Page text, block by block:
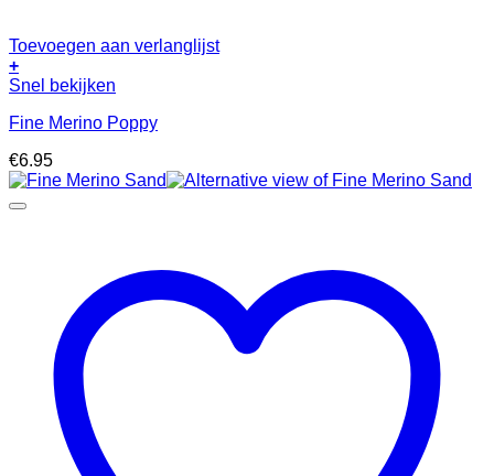
Toevoegen aan verlanglijst
+
Snel bekijken
Fine Merino Poppy
€6.95